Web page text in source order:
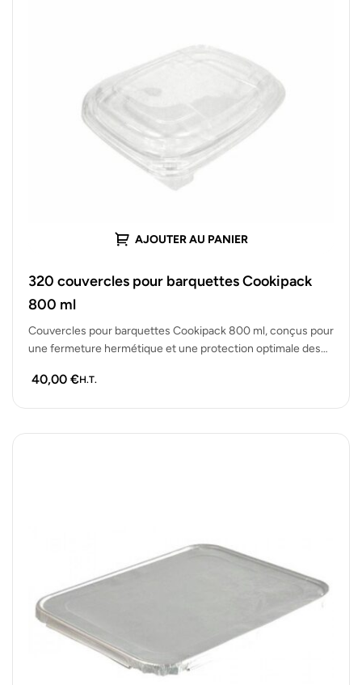
AJOUTER AU PANIER
320 couvercles pour barquettes Cookipack
800 ml
Couvercles pour barquettes Cookipack 800 ml, conçus pour
une fermeture hermétique et une protection optimale des
40,00 €H.T.